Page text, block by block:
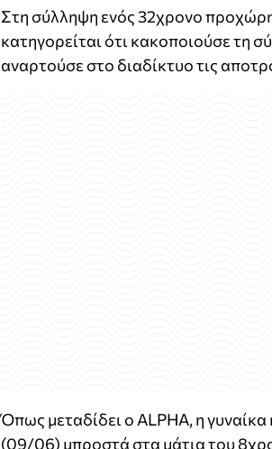
Στη σύλληψη ενός 32χρονο
κατηγορείται ότι κακοποιούσε τη
αναρτούσε στο διαδίκτυο τις
Όπως μεταδίδει ο ALPHA, η
(09/06) μπροστά στα μάτια του